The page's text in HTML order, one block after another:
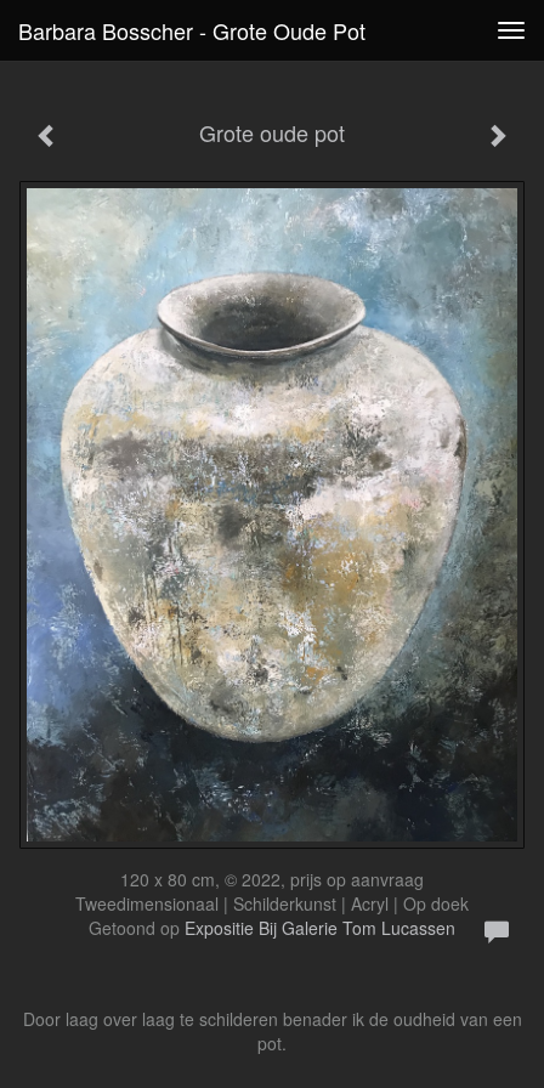
Barbara Bosscher - Grote Oude Pot
Grote oude pot
120 x 80 cm, © 2022, prijs op aanvraag
Tweedimensionaal | Schilderkunst | Acryl | Op doek
Getoond op Expositie Bij Galerie Tom Lucassen
Door laag over laag te schilderen benader ik de oudheid van een
pot.